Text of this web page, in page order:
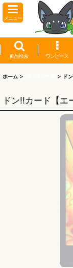
メニュー
商品検索 ワンピース
ホーム > > ド
ドン!!カード【エ